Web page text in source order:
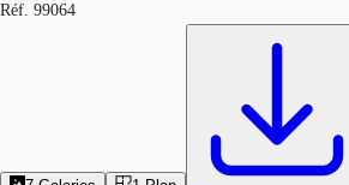
Réf. 99064